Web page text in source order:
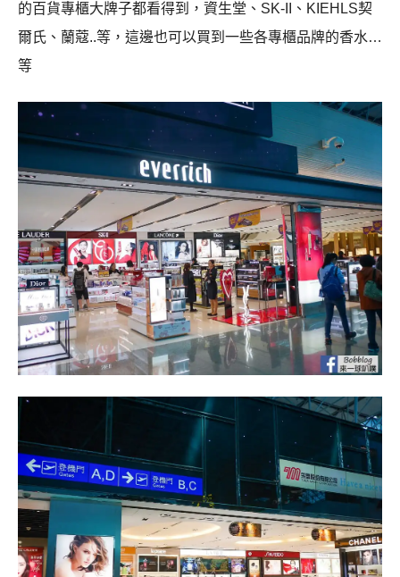
的百貨專櫃大牌子都看得到，資生堂、SK-II、KIEHLS契
爾氏、蘭蔻..等，這邊也可以買到一些各專櫃品牌的香水…
等